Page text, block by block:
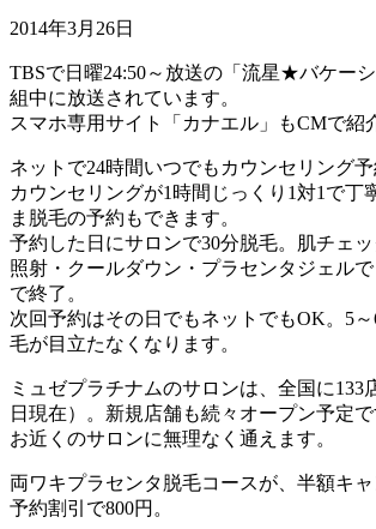
2014年3月26日
TBSで日曜24:50～放送の「流星★バケー
組中に放送されています。
スマホ専用サイト「カナエル」もCMで紹
ネットで24時間いつでもカウンセリング予
カウンセリングが1時間じっくり1対1で丁
ま脱毛の予約もできます。
予約した日にサロンで30分脱毛。肌チェッ
照射・クールダウン・プラセンタジェルで
で終了。
次回予約はその日でもネットでもOK。5
毛が目立たなくなります。
ミュゼプラチナムのサロンは、全国に133
日現在）。新規店舗も続々オープン予定で
お近くのサロンに無理なく通えます。
両ワキプラセンタ脱毛コースが、半額キ
予約割引で800円。